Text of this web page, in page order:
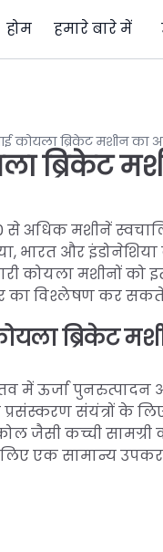
होम हमारे बारे में
कोयला ब्रिकेट मशीन का
ब्रिकेट
अधिक मशीनें
भारत और
कोयला मशीनों को
का विश्लेषण कर सकते
ब्रिकेट
में ऊर्जा
संयंत्रों के
जैसी कच्ची सामग्री
एक सामान्य